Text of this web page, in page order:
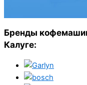
Бренды
Калуге: